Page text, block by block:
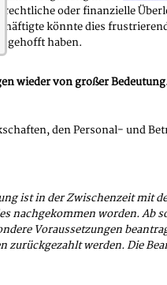
wieder von großer
rechtliche oder finanzielle
könnte dies
gehofft haben.
den Personal- und
ist in der Zwischenzeit mit
nachgekommen worden. Ab
Voraussetzungen
zurückgezahlt werden. Die